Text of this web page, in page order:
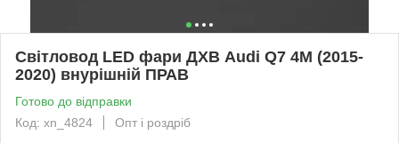
Світловод LED фари ДХВ Audi Q7 4M (2015-
2020) внурішній ПРАВ
Готово до відправки
Код: xn_4824
Опт і роздріб